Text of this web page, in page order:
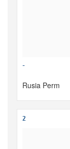
-
Rusia Perm
2